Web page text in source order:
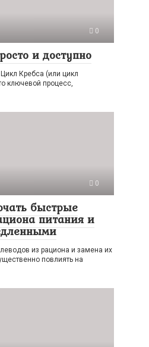
0
и доступно
Кребса (или цикл
ключевой процесс,
0
быстрые
питания и
из рациона и замена их
повлиять на